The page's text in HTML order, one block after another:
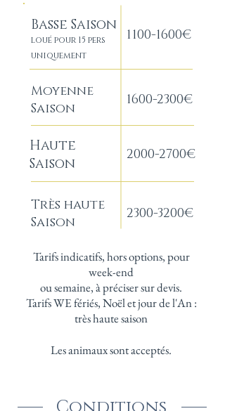
Basse Saison
loué pour 15 pers
uniquement
1100-1600€
Moyenne
Saison
1600-2300€
Haute
Saison
2000-2700€
Très haute
Saison
2300-3200€
Tarifs indicatifs, hors options, pour
week-end
ou semaine, à préciser sur devis.
Tarifs WE fériés, Noël et jour de l'An :
très haute saison
Les animaux sont acceptés.